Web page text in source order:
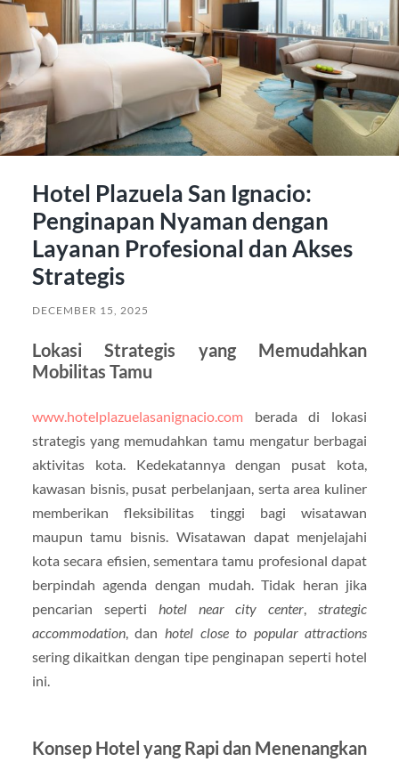
Hotel Plazuela San Ignacio:
Penginapan Nyaman dengan
Layanan Profesional dan Akses
Strategis
DECEMBER 15, 2025
Lokasi Strategis yang Memudahkan
Mobilitas Tamu
www.hotelplazuelasanignacio.com berada di lokasi
strategis yang memudahkan tamu mengatur berbagai
aktivitas kota. Kedekatannya dengan pusat kota,
kawasan bisnis, pusat perbelanjaan, serta area kuliner
memberikan fleksibilitas tinggi bagi wisatawan
maupun tamu bisnis. Wisatawan dapat menjelajahi
kota secara efisien, sementara tamu profesional dapat
berpindah agenda dengan mudah. Tidak heran jika
pencarian seperti hotel near city center,strategic
accommodation, dan hotel close to popular attractions
sering dikaitkan dengan tipe penginapan seperti hotel
ini.
Konsep Hotel yang Rapi dan Menenangkan